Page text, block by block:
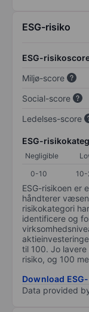
ESG-risiko
ESG-
Miljø-score
Social-score
Ledelses-score
ESG-
Negligible
0-10
ESG-risikoen er
håndterer
risikokategori
identificere og
til 100. Jo
risiko, og 100
Download
Data provided